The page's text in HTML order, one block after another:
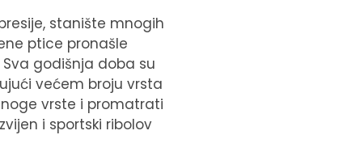
stanište mnogih
ptice pronašle
godišnja doba su
većem broju vrsta
vrste i promatrati
i sportski ribolov